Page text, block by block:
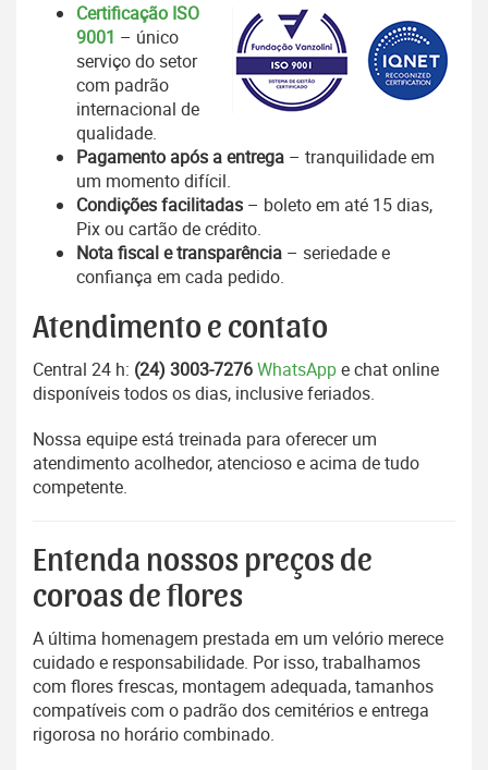
Certificação ISO
9001 – único
serviço do setor
com padrão
internacional de
qualidade.
Pagamento após a entrega – tranquilidade em
um momento difícil.
Condições facilitadas – boleto em até 15 dias,
Pix ou cartão de crédito.
Nota fiscal e transparência – seriedade e
confiança em cada pedido.
Atendimento e contato
Central 24 h: (24) 3003-7276WhatsAppe chat online
disponíveis todos os dias, inclusive feriados.
Nossa equipe está treinada para oferecer um
atendimento acolhedor, atencioso e acima de tudo
competente.
Entenda nossos preços de
coroas de flores
A última homenagem prestada em um velório merece
cuidado e responsabilidade. Por isso, trabalhamos
com flores frescas, montagem adequada, tamanhos
compatíveis com o padrão dos cemitérios e entrega
rigorosa no horário combinado.